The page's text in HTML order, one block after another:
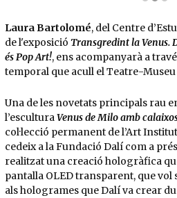
Laura Bartolomé, del Centre
de l'exposicióTransgredint la Venus.
és Pop Art!, ens acompanyarà a
temporal que acull el Teatre-Museu
Una de les novetats principals rau
l’esculturaVenus de Milo amb
col·lecció permanent de l’Art
cedeix a la Fundació Dalí com a
realitzat una creació hologràfica
pantalla OLED transparent, que
als hologrames que Dalí va crear